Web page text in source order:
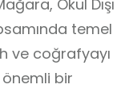
Okul Dışı
temel
ve coğrafyayı
bir